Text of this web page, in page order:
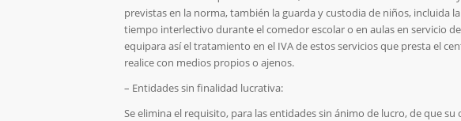
previstas en la norma, también la guarda y custodia de niños, incluida
tiempo interlectivo durante el comedor escolar o en aulas en servicio
equipara así el tratamiento en el IVA de estos servicios que presta el
realice con medios propios o ajenos.
– Entidades sin finalidad lucrativa:
Se elimina el requisito, para las entidades sin ánimo de lucro, de que